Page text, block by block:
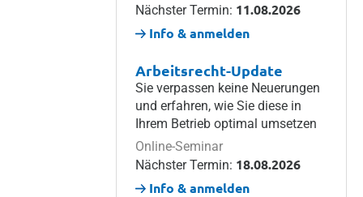
Nächster Termin: 11.08.2026
Info & anmelden
Arbeitsrecht-Update
Sie verpassen keine Neuerungen
und erfahren, wie Sie diese in
Ihrem Betrieb optimal umsetzen
Online-Seminar
Nächster Termin: 18.08.2026
Info & anmelden